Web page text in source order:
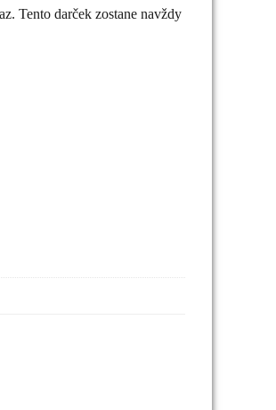
Tento darček zostane navždy